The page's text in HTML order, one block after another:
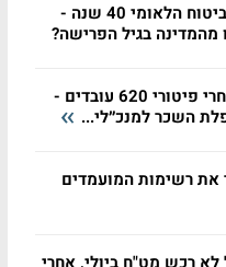
שילמתם לביטוח הלאומי 40 שנה -
בגיל הפרישה?
שבועיים אחרי פיטורי 620 עובדים -
השכר למנכ״לי...
את רשימות המועמדים